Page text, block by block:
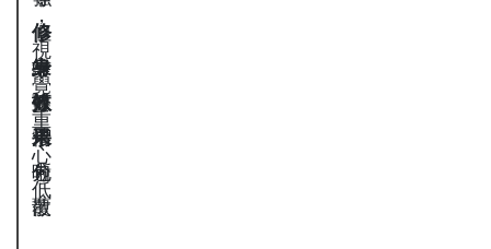
修
身
效
果
，
線
條
清
晰
但
靠
弧
形
包
覆
，
靠
打
褶
分
散
中
等
，
視
覺
重
心
低